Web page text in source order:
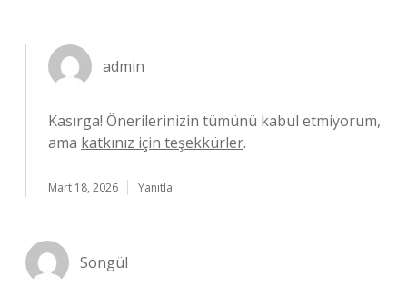
admin
Kasırga! Önerilerinizin tümünü kabul etmiyorum,
ama katkınız için teşekkürler.
Mart 18, 2026 Yanıtla
Songül